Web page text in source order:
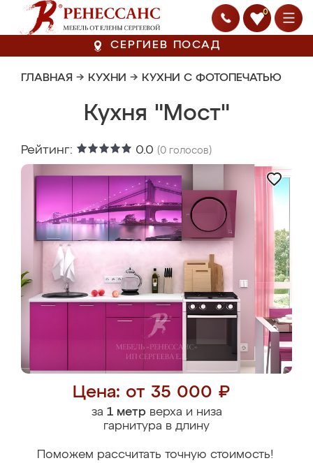
0
СЕРГИЕВ ПОСАД
ГЛАВНАЯ → КУХНИ → КУХНИ С ФОТОПЕЧАТЬЮ
Кухня "Мост"
Рейтинг: 0.0 (0 голосов)
Цена: от 35 000 ₽
за 1 метрверха и низа
гарнитура в длину
Поможем рассчитать точную стоимость!